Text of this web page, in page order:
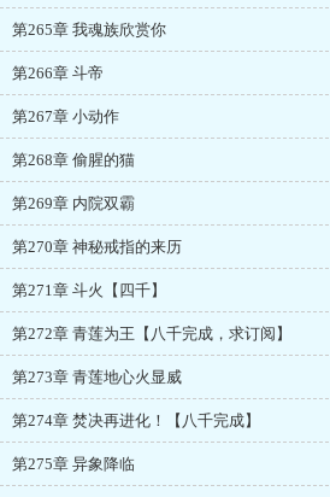
第265章 我魂族欣赏你
第266章 斗帝
第267章 小动作
第268章 偷腥的猫
第269章 内院双霸
第270章 神秘戒指的来历
第271章 斗火【四千】
第272章 青莲为王【八千完成，求订阅】
第273章 青莲地心火显威
第274章 焚决再进化！【八千完成】
第275章 异象降临